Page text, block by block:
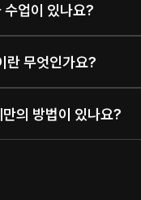
업이 있나요?
무엇인가요?
의 방법이 있나요?